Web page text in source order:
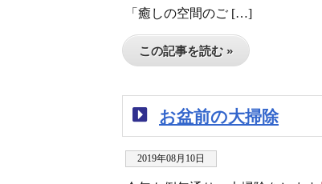
「癒しの空間のご […]
この記事を読む »
お盆前の大掃除
2019年08月10日